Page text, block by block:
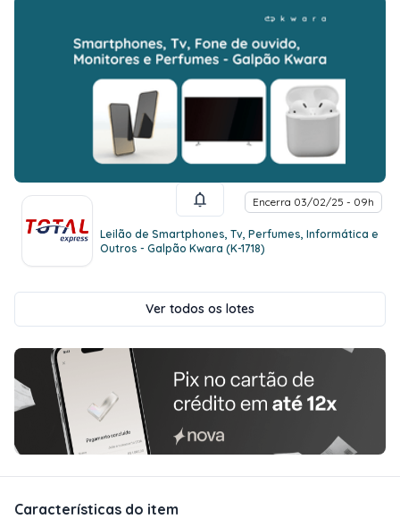
Encerra 03/02/25 - 09h
Leilão de Smartphones, Tv, Perfumes, Informática e
Outros - Galpão Kwara (K-1718)
Ver todos os lotes
Características do item